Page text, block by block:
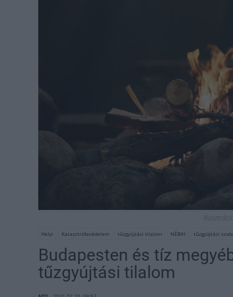
Helyi Katasztrófavédelem tűzgyújtási tilalom NÉBIH tűzgyújtási
Budapesten és tíz
tűzgyújtási tilalom